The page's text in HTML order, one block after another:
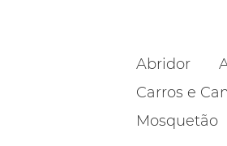
Abridor
Carros e
Mosquetão